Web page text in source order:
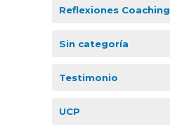
Reflexiones Coaching
Sin categoría
Testimonio
UCP